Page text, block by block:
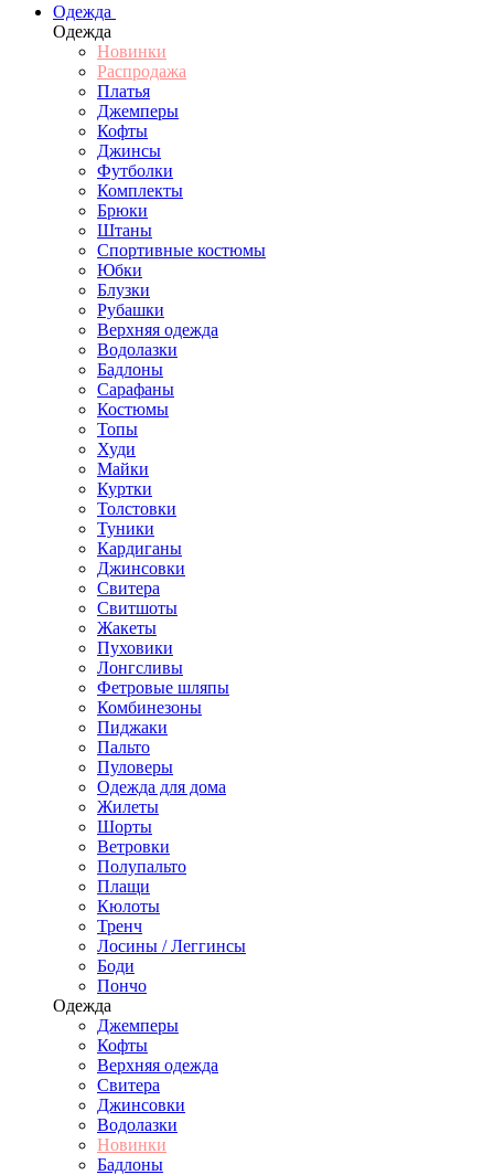
Одежда
Одежда
Новинки
Распродажа
Платья
Джемперы
Кофты
Джинсы
Футболки
Комплекты
Брюки
Штаны
Спортивные костюмы
Юбки
Блузки
Рубашки
Верхняя одежда
Водолазки
Бадлоны
Сарафаны
Костюмы
Топы
Худи
Майки
Куртки
Толстовки
Туники
Кардиганы
Джинсовки
Свитера
Свитшоты
Жакеты
Пуховики
Лонгсливы
Фетровые шляпы
Комбинезоны
Пиджаки
Пальто
Пуловеры
Одежда для дома
Жилеты
Шорты
Ветровки
Полупальто
Плащи
Кюлоты
Тренч
Лосины / Леггинсы
Боди
Пончо
Одежда
Джемперы
Кофты
Верхняя одежда
Свитера
Джинсовки
Водолазки
Новинки
Бадлоны